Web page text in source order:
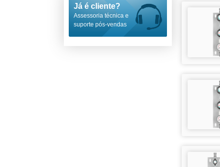
Já é cliente?
Assessoria técnica e
suporte pós-vendas